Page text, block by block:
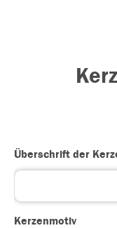
Überschrift der
Kerzenmotiv